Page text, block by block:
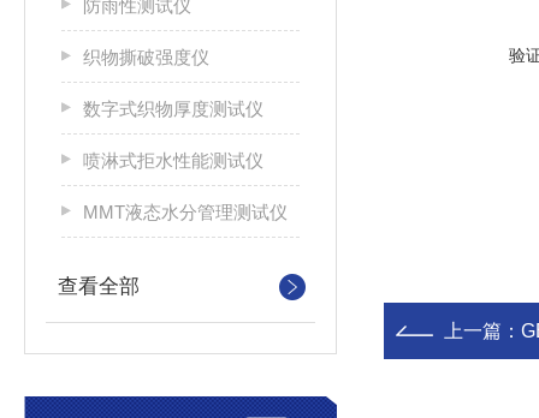
防雨性测试仪
织物撕破强度仪
数字式织物厚度测试仪
喷淋式拒水性能测试仪
MMT液态水分管理测试仪
查看全部
验
上一篇：